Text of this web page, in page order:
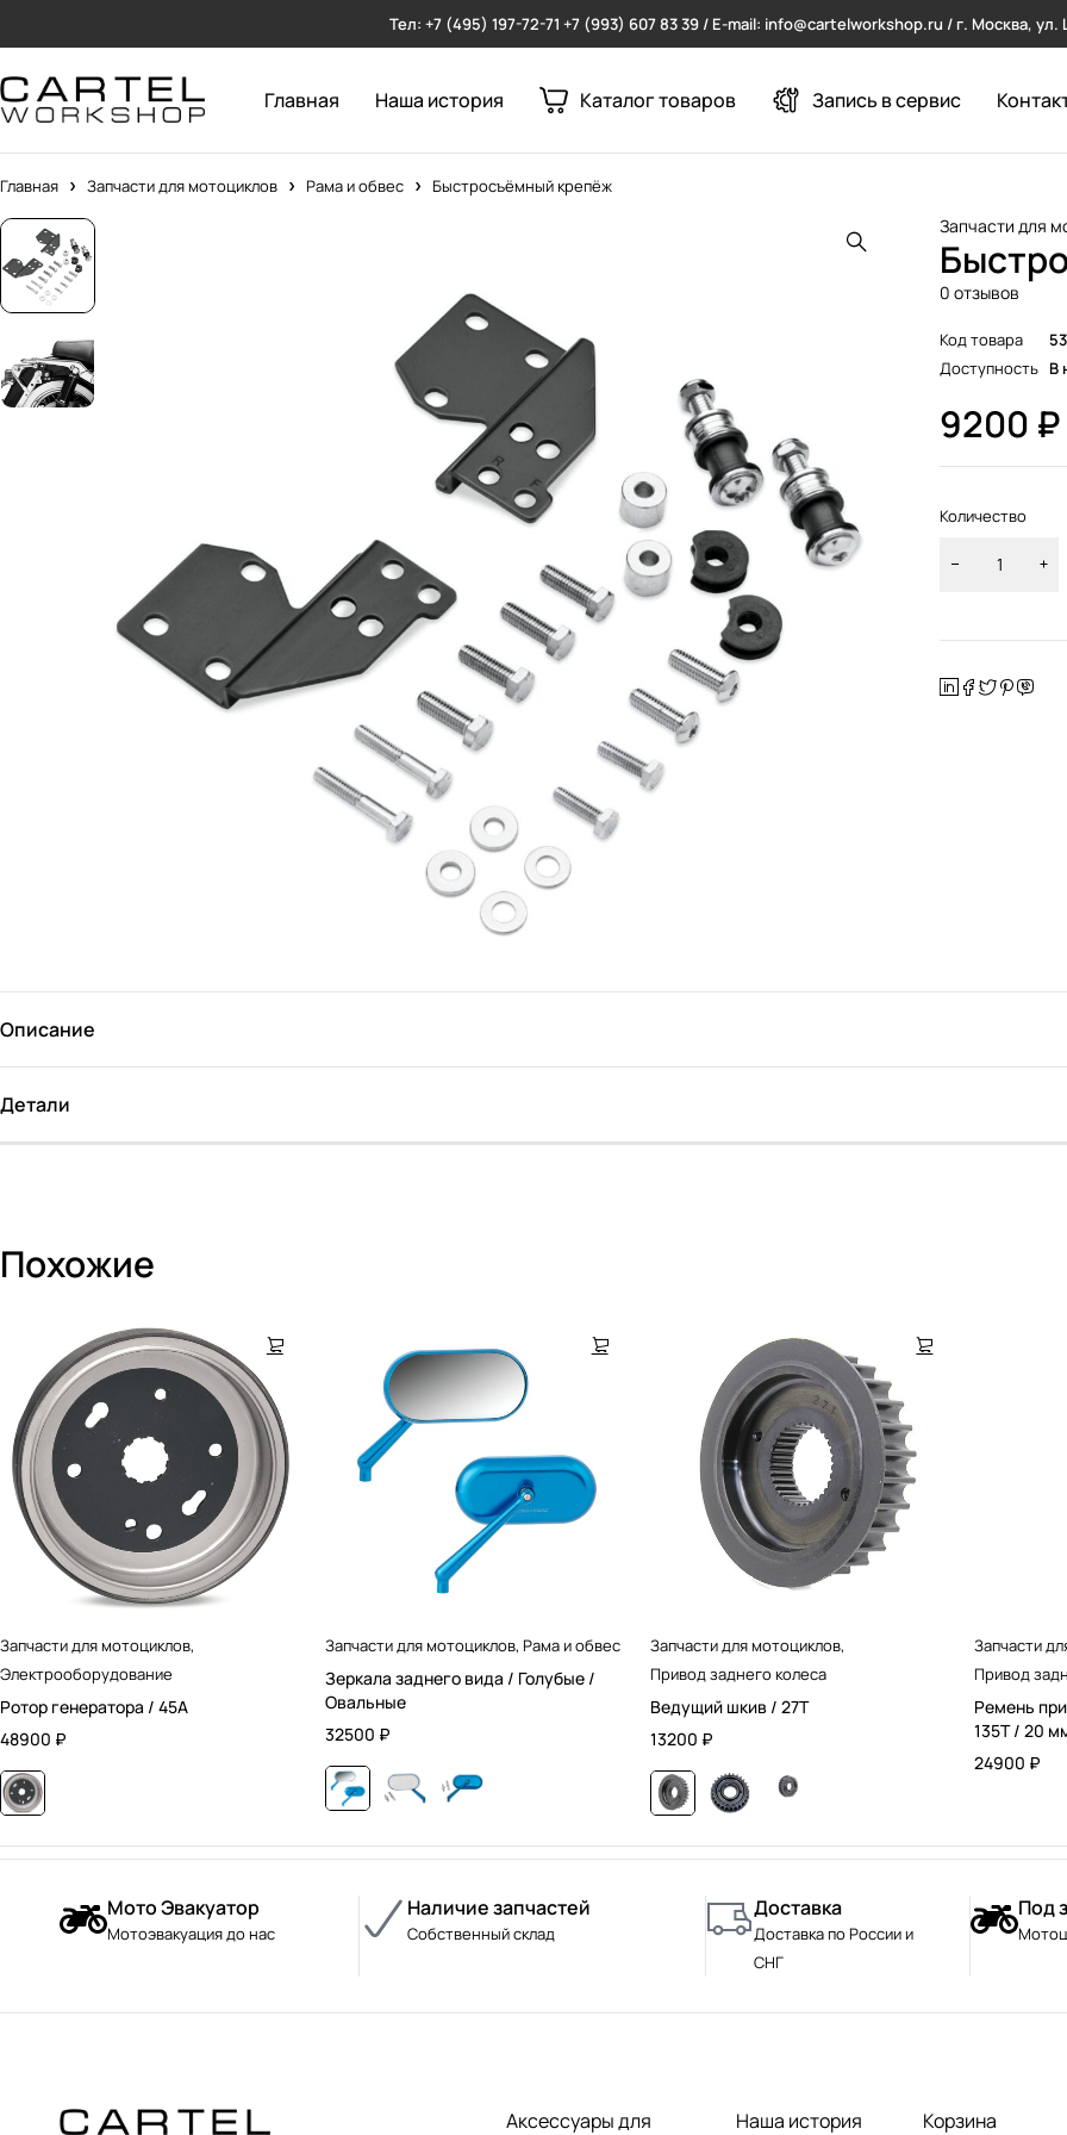
Тел: +7 (495) 197-72-71 +7 (993) 607 83 39 / E-mail: info@cartelworkshop.ru / г. Москва,
Главная Наша история Каталог товаров Запись в сервис
Главная Запчасти для мотоциклов Рама и обвес Быстросъёмный крепёж
Запчасти для
0 отзывов
Код товара
Доступность В
9200 ₽
Количество
Описание
Детали
Похожие
Запчасти для мотоциклов,
Электрооборудование
Ротор генератора / 45А
48900 ₽
Запчасти для мотоциклов, Рама и обвес
Зеркала заднего вида / Голубые /
Овальные
32500 ₽
Запчасти для мотоциклов,
Привод заднего колеса
Ведущий шкив / 27T
13200 ₽
Запчасти
Привод
Ремень
135T / 20
24900 ₽
Мото Эвакуатор
Мотоэвакуация до нас
Наличие запчастей
Собственный склад
Доставка
Доставка по России и
СНГ
Под
Аксессуары для
Наша история Корзина